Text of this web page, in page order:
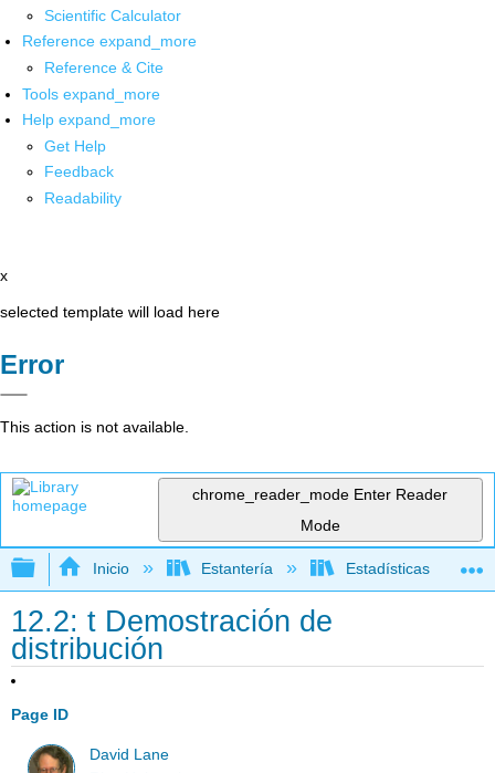
Scientific Calculator
Reference expand_more
Reference & Cite
Tools expand_more
Help expand_more
Get Help
Feedback
Readability
x
selected template will load here
Error
This action is not available.
chrome_reader_mode Enter Reader
Mode
Expandir/contraer jerarquía global
Inicio Estantería Estadísticas
12.2: t Demostración de
distribución
Page ID
David Lane